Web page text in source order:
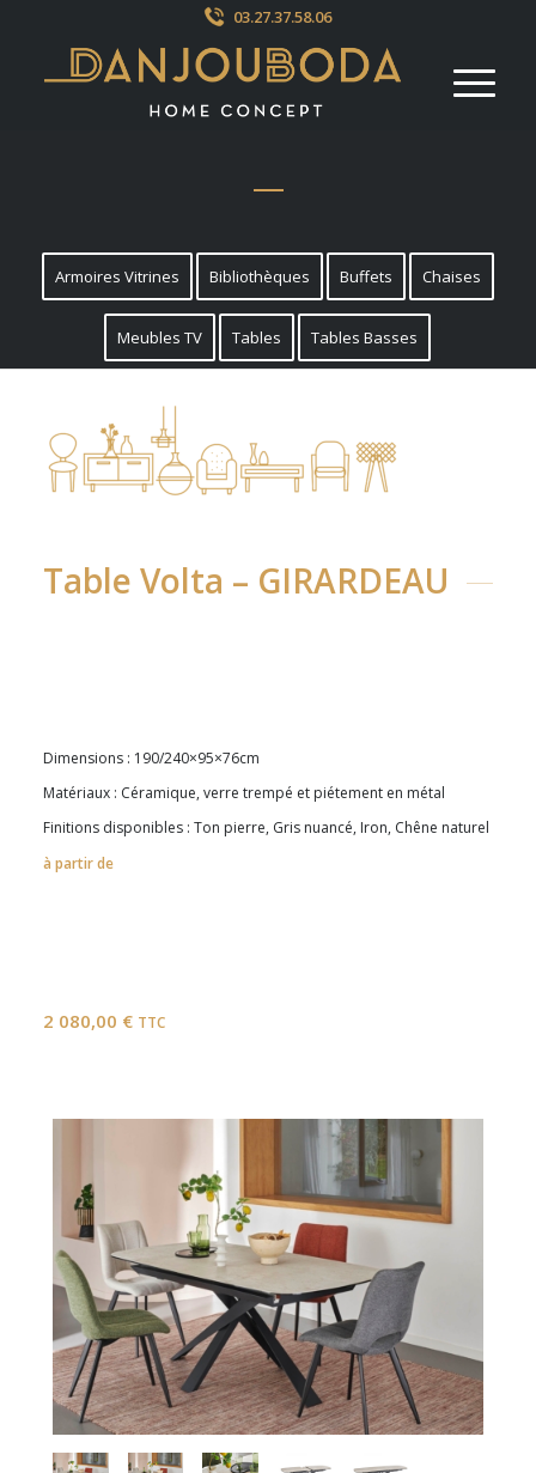
03.27.37.58.06
Armoires Vitrines Bibliothèques Buffets Chaises
Meubles TV Tables Tables Basses
Table Volta – GIRARDEAU
Dimensions : 190/240×95×76cm
Matériaux : Céramique, verre trempé et piétement en métal
Finitions disponibles : Ton pierre, Gris nuancé, Iron, Chêne naturel
à partir de
2 080,00 € TTC